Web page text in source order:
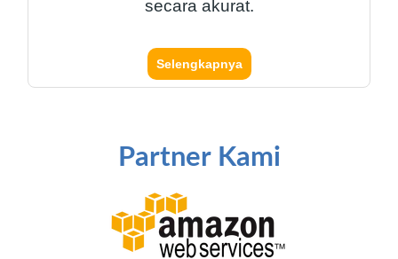
secara akurat.
Selengkapnya
Partner Kami